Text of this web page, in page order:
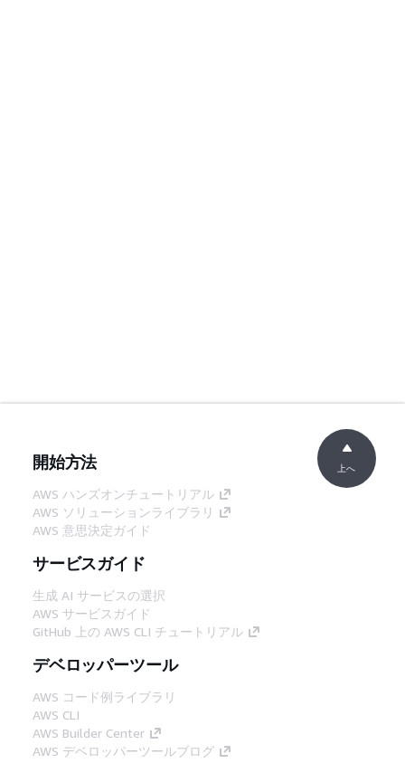
開始方法
AWS ハンズオンチュートリアル
AWS ソリューションライブラリ
AWS 意思決定ガイド
サービスガイド
生成 AI サービスの選択
AWS サービスガイド
GitHub 上の AWS CLI チュートリアル
デベロッパーツール
AWS コード例ライブラリ
AWS CLI
AWS Builder Center
AWS デベロッパーツールブログ
上へ